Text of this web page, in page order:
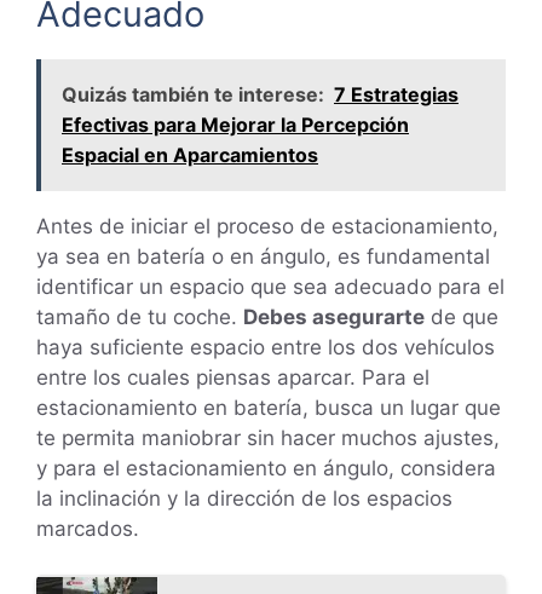
Adecuado
Quizás también te interese: 7 Estrategias
Efectivas para Mejorar la Percepción
Espacial en Aparcamientos
Antes de iniciar el proceso de estacionamiento,
ya sea en batería o en ángulo, es fundamental
identificar un espacio que sea adecuado para el
tamaño de tu coche. Debes asegurarte de que
haya suficiente espacio entre los dos vehículos
entre los cuales piensas aparcar. Para el
estacionamiento en batería, busca un lugar que
te permita maniobrar sin hacer muchos ajustes,
y para el estacionamiento en ángulo, considera
la inclinación y la dirección de los espacios
marcados.